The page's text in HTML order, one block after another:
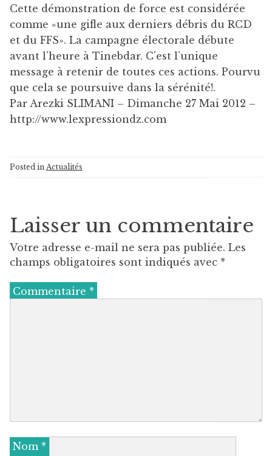
Cette démonstration de force est considérée
comme «une gifle aux derniers débris du RCD
et du FFS». La campagne électorale débute
avant l’heure à Tinebdar. C’est l’unique
message à retenir de toutes ces actions. Pourvu
que cela se poursuive dans la sérénité!.
Par Arezki SLIMANI – Dimanche 27 Mai 2012 –
http://www.lexpressiondz.com
Posted in Actualités
Laisser un commentaire
Votre adresse e-mail ne sera pas publiée. Les
champs obligatoires sont indiqués avec *
Commentaire *
Nom *